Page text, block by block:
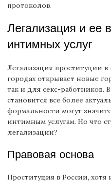
протоколов.
Легализация и ее
интимных услуг
Легализация проституции в
городах открывает новые
так и для секс-работников.
становится все более
формальности могут
интимным услугам. Но что
легализации?
Правовая основа
Проституция в России, хотя